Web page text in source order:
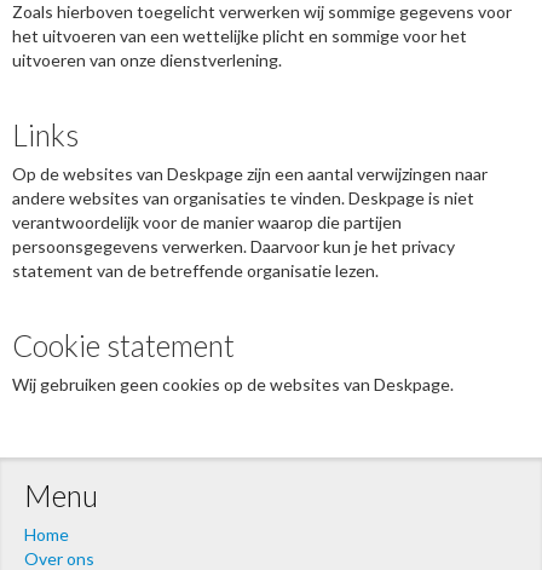
Zoals hierboven toegelicht verwerken wij sommige gegevens voor
het uitvoeren van een wettelijke plicht en sommige voor het
uitvoeren van onze dienstverlening.
Links
Op de websites van Deskpage zijn een aantal verwijzingen naar
andere websites van organisaties te vinden. Deskpage is niet
verantwoordelijk voor de manier waarop die partijen
persoonsgegevens verwerken. Daarvoor kun je het privacy
statement van de betreffende organisatie lezen.
Cookie statement
Wij gebruiken geen cookies op de websites van Deskpage.
Menu
Home
Over ons